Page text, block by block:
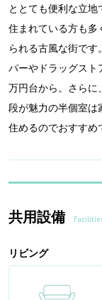
ととても便利な立
住まれている方も多
られる古風な街で
パーやドラッグスト
万円台から。さらに
段が魅力の半個室は
住めるのでおすすめ
共用設備
リビング